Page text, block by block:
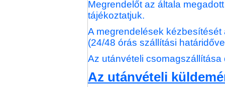
Megrendelőt az általa
tájékoztatjuk.
A megrendelések
(24/48 órás szállítási
Az utánvételi csomagszállítása
Az utánvételi